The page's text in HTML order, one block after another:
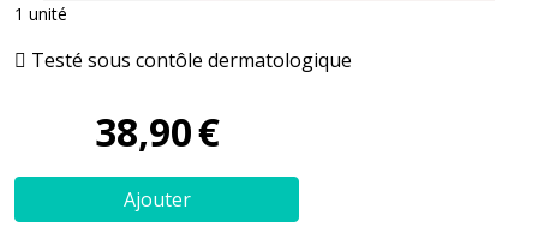
1 unité
Testé sous contôle dermatologique
38,90€
Ajouter